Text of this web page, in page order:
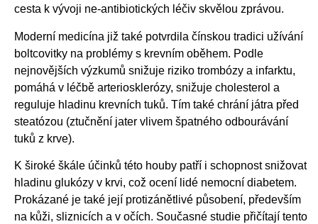
cesta k vývoji ne-antibiotických léčiv skvělou zprávou.
Moderní medicína již také potvrdila čínskou tradici užívání
boltcovitky na problémy s krevním oběhem. Podle
nejnovějších výzkumů snižuje riziko trombózy a infarktu,
pomáhá v léčbě arteriosklerózy, snižuje cholesterol a
reguluje hladinu krevních tuků. Tím také chrání játra před
steatózou (ztučnění jater vlivem špatného odbourávání
tuků z krve).
K široké škále účinků této houby patří i schopnost snižovat
hladinu glukózy v krvi, což ocení lidé nemocní diabetem.
Prokázané je také její protizánětlivé působení, především
na kůži, sliznicích a v očích. Současné studie přičítají tento